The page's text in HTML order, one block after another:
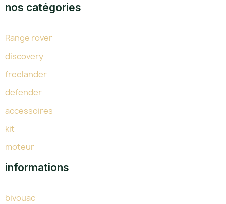
nos catégories
Range rover
discovery
freelander
defender
accessoires
kit
moteur
informations
bivouac